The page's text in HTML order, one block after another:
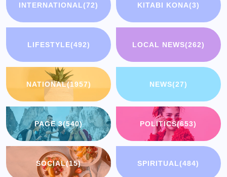
INTERNATIONAL(72) KITABI KONA(3)
LIFESTYLE(492) LOCAL NEWS(262)
NATIONAL(1957) NEWS(27)
PAGE 3(540) POLITICS(653)
SOCIAL(15) SPIRITUAL(484)